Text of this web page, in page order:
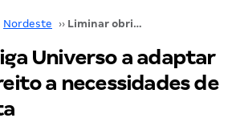
Nordeste ›› Liminar obriga Universo a adaptar curso de Direito a necessidades de aluno autista
Universo a adaptar
a necessidades de